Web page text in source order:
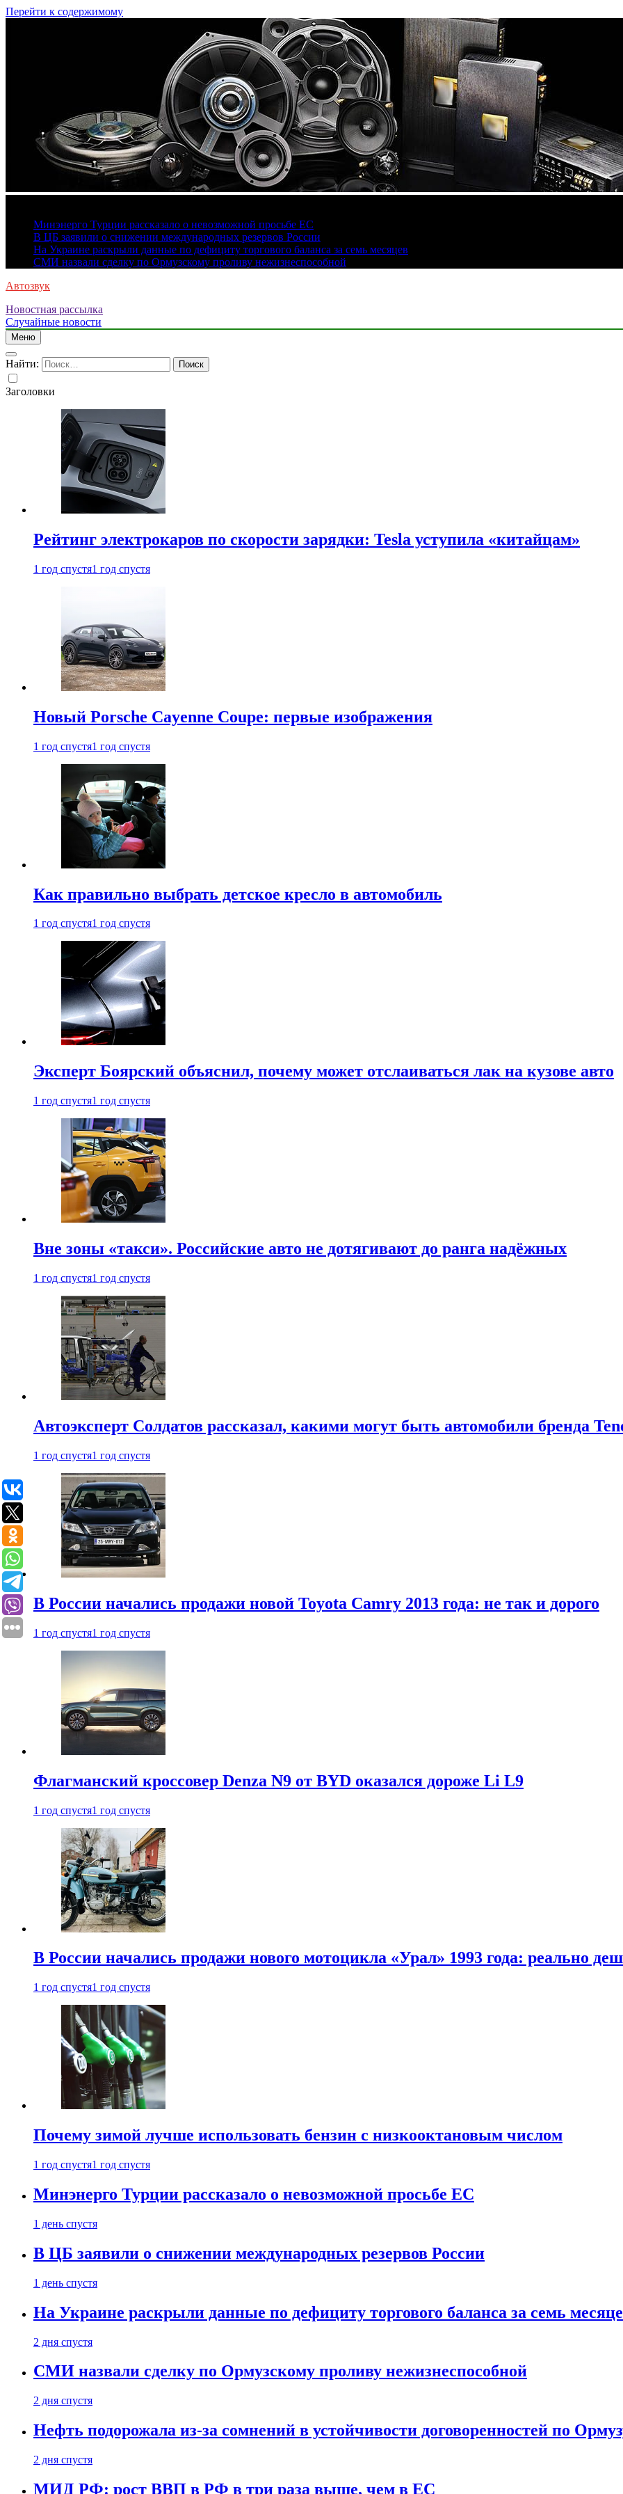
Перейти к содержимому
Минэнерго Турции рассказало о невозможной просьбе ЕС
В ЦБ заявили о снижении международных резервов России
На Украине раскрыли данные по дефициту торгового баланса за семь месяцев
СМИ назвали сделку по Ормузскому проливу нежизнеспособной
Автозвук
Новостная рассылка
Случайные новости
Меню
Найти:
Заголовки
Рейтинг электрокаров по скорости зарядки: Tesla уступила «китайцам»
1 год спустя1 год спустя
Новый Porsche Cayenne Coupe: первые изображения
1 год спустя1 год спустя
Как правильно выбрать детское кресло в автомобиль
1 год спустя1 год спустя
Эксперт Боярский объяснил, почему может отслаиваться лак на кузове авто
1 год спустя1 год спустя
Вне зоны «такси». Российские авто не дотягивают до ранга надёжных
1 год спустя1 год спустя
Автоэксперт Солдатов рассказал, какими могут быть автомобили бренда
1 год спустя1 год спустя
В России начались продажи новой Toyota Camry 2013 года: не так и дорого
1 год спустя1 год спустя
Флагманский кроссовер Denza N9 от BYD оказался дороже Li L9
1 год спустя1 год спустя
В России начались продажи нового мотоцикла «Урал» 1993 года: реально
1 год спустя1 год спустя
Почему зимой лучше использовать бензин с низкооктановым числом
1 год спустя1 год спустя
Минэнерго Турции рассказало о невозможной просьбе ЕС
1 день спустя
В ЦБ заявили о снижении международных резервов России
1 день спустя
На Украине раскрыли данные по дефициту торгового баланса за семь
2 дня спустя
СМИ назвали сделку по Ормузскому проливу нежизнеспособной
2 дня спустя
Нефть подорожала из-за сомнений в устойчивости договоренностей по
2 дня спустя
МИД РФ: рост ВВП в РФ в три раза выше, чем в ЕС